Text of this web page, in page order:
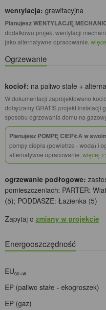
wentylacja: grawitacyjna
Planujesz WENTYLACJĘ
dodatkowo projekt wentylacji
jako alternatywne opracowanie.
Ogrzewanie
kocioł: na paliwo stałe +
W dokumentacji zaprojektowano
dołączamy GRATIS projekt instalacji
sposobu ogrzewania domu na
Planujesz POMPĘ CIEPŁA w
pompy ciepła (powietrze - woda) i
alternatywne opracowanie. więcej
ogrzewanie podłogowe:
pomieszczeniach: PARTER:
(5); PODDASZE: Łazienka (5)
Zapytaj o zmiany w projekcie
Energooszczędność
EUco+w
EP (paliwo stałe - ekogroszek)
EP (gaz)